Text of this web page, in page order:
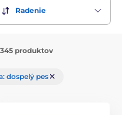
Radenie
produktov
dospelý pes